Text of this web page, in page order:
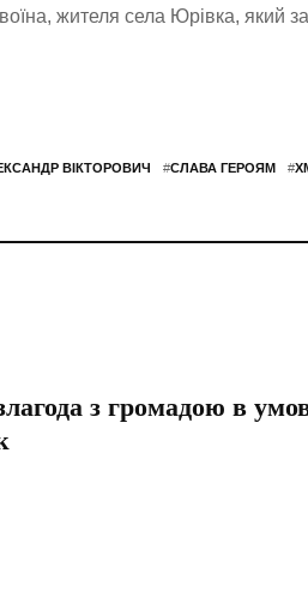
жителя села Юрівка, який
ВІКТОРОВИЧ #СЛАВА ГЕРОЯМ #
з громадою в